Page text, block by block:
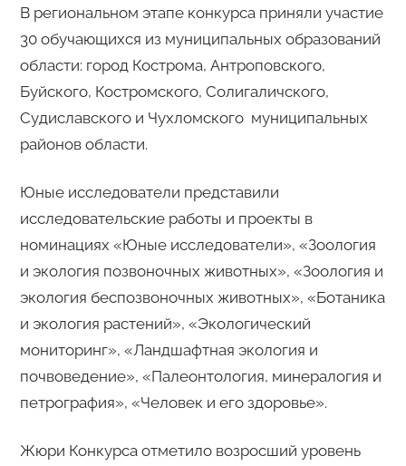
В региональном этапе конкурса приняли участие
30 обучающихся из муниципальных образований
области: город Кострома, Антроповского,
Буйского, Костромского, Солигаличского,
Судиславского и Чухломского муниципальных
районов области.
Юные исследователи представили
исследовательские работы и проекты в
номинациях «Юные исследователи», «Зоология
и экология позвоночных животных», «Зоология и
экология беспозвоночных животных», «Ботаника
и экология растений», «Экологический
мониторинг», «Ландшафтная экология и
почвоведение», «Палеонтология, минералогия и
петрография», «Человек и его здоровье».
Жюри Конкурса отметило возросший уровень